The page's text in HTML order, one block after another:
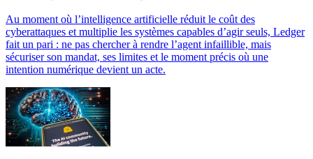
Au moment où l’intelligence artificielle réduit le coût des
cyberattaques et multiplie les systèmes capables d’agir seuls, Ledger
fait un pari : ne pas chercher à rendre l’agent infaillible, mais
sécuriser son mandat, ses limites et le moment précis où une
intention numérique devient un acte.